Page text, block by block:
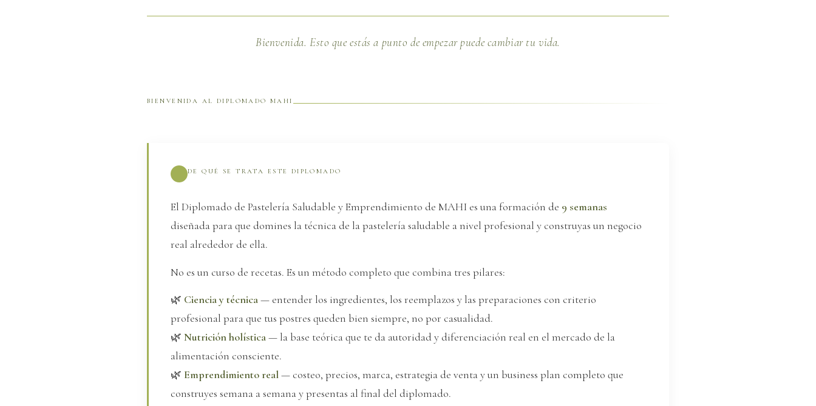
Bienvenida. Esto que estás a punto de empezar puede cambiar tu vida.
BIENVENIDA AL DIPLOMADO MAHI
DE QUÉ SE TRATA ESTE DIPLOMADO
El Diplomado de Pastelería Saludable y Emprendimiento de MAHI es una formación de 9 semanas
diseñada para que domines la técnica de la pastelería saludable a nivel profesional y construyas un negocio
real alrededor de ella.
No es un curso de recetas. Es un método completo que combina tres pilares:
🌿 Ciencia y técnica— entender los ingredientes, los reemplazos y las preparaciones con criterio
profesional para que tus postres queden bien siempre, no por casualidad.
🌿 Nutrición holística— la base teórica que te da autoridad y diferenciación real en el mercado de la
alimentación consciente.
🌿 Emprendimiento real— costeo, precios, marca, estrategia de venta y un business plan completo que
construyes semana a semana y presentas al final del diplomado.